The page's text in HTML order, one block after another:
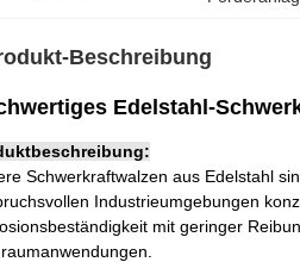
Beschreibung
Edelstahl-
Schwerkraftwalzen aus Edelstahl
Industrieumgebungen
mit geringer